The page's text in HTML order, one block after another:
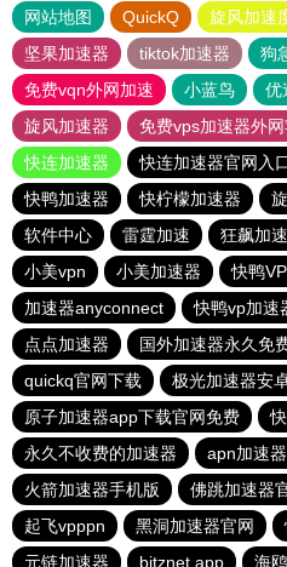
网站地图 QuickQ 旋风加速
坚果加速器
tiktok加速器
狗
免费vqn外网加速
小蓝鸟 优
旋风加速器
免费vps加速器外
快连加速器
快连加速器官网入
快鸭加速器
快柠檬加速器
软件中心
雷霆加速 狂飙加
小美vpn
小美加速器 快鸭
加速器anyconnect
快鸭vp加速
点点加速器
国外加速器永久免
quickq官网下载
极光加速器安
原子加速器app下载官网免费
永久不收费的加速器
apn加速
火箭加速器手机版
佛跳加速器
起飞vpppn
黑洞加速器官网
元链加速器
bitznet.app 海